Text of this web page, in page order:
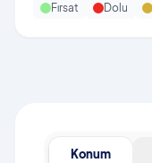
Fırsat Dolu
Konum